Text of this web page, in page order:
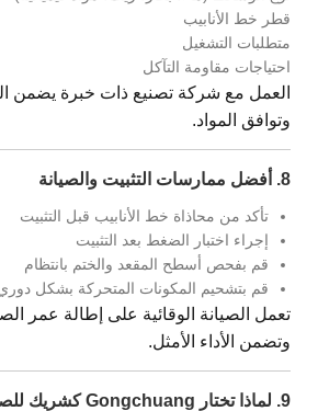
قطر خط الأنابيب
متطلبات التشغيل
احتياجات مقاومة التآكل
العمل مع شركة تصنيع ذات خبرة يضمن
وتوافق المواد.
8. أفضل ممارسات التثبيت والصيانة
تأكد من محاذاة خط الأنابيب قبل التثبيت
إجراء اختبار الضغط بعد التثبيت
قم بفحص أسطح المقعد والختم بانتظام
قم بتشحيم المكونات المتحركة بشكل
تعمل الصيانة الوقائية على إطالة عمر
وتضمن الأداء الأمثل.
9. لماذا تختار Gongchuang كشريك للصمام الخاص بك؟